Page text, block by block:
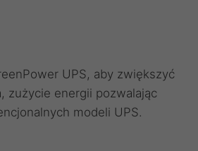
UPS, aby zwiększyć
zużycie energii pozwalając
modeli UPS.